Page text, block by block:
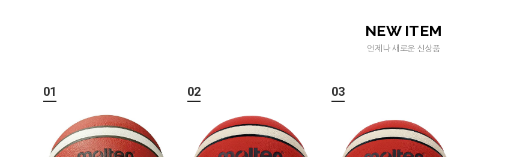
NEW ITEM
언제나 새로운 신상품
01 02 03